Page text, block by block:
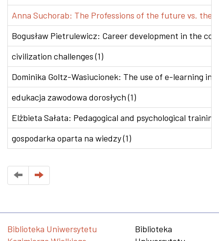
Anna Suchorab: The Professions of the future vs. the
Bogusław Pietrulewicz: Career development in the
civilization challenges (1)
Dominika Goltz-Wasiucionek: The use of e-learning in
edukacja zawodowa dorosłych (1)
Elżbieta Sałata: Pedagogical and psychological
gospodarka oparta na wiedzy (1)
Biblioteka Uniwersytetu
Biblioteka